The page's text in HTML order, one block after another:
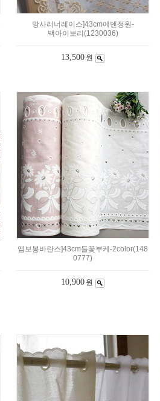
망사러너레이스]43cm에덴정원-
백아이보리(1230036)
13,500 원
엠보봉바란스]43cm들꽃부케-2color(148
0777)
10,900 원